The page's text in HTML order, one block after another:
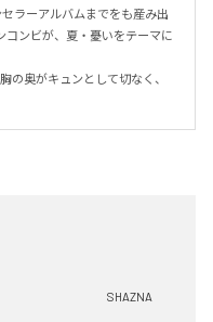
ラーアルバムまでをも産み出
コンビが、夏・憂いをテーマに
の奥がキュンとして切なく、
SHAZNA